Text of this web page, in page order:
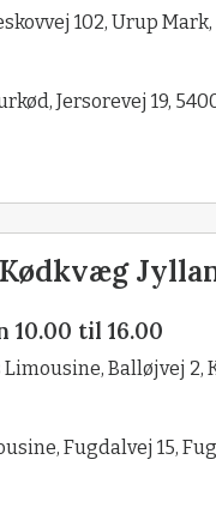
102, Urup
Jersorevej 19,
10.00 til 16.00
Balløjvej 2,
Fugdalvej 15,